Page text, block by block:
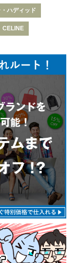
ハディッド
CELINE